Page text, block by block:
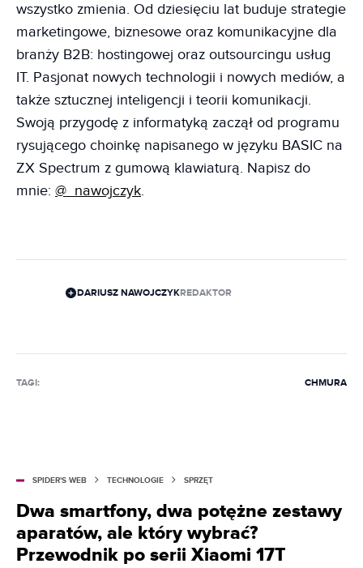
wszystko zmienia. Od dziesięciu lat buduje strategie
marketingowe, biznesowe oraz komunikacyjne dla
branży B2B: hostingowej oraz outsourcingu usług
IT. Pasjonat nowych technologii i nowych mediów, a
także sztucznej inteligencji i teorii komunikacji.
Swoją przygodę z informatyką zaczął od programu
rysującego choinkę napisanego w języku BASIC na
ZX Spectrum z gumową klawiaturą. Napisz do
mnie: @_nawojczyk.
DARIUSZ NAWOJCZYKREDAKTOR
TAGI: CHMURA
SPIDER'S WEB TECHNOLOGIE SPRZĘT
Dwa smartfony, dwa potężne zestawy
aparatów, ale który wybrać?
Przewodnik po serii Xiaomi 17T